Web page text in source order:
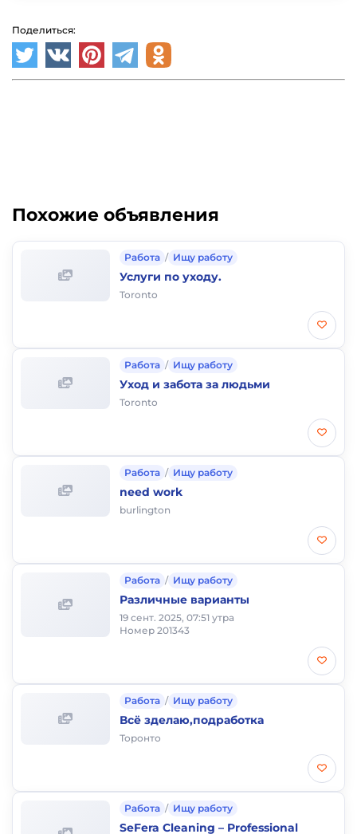
Поделиться:
Похожие объявления
Работа / Ищу работу
Услуги по уходу.
Toronto
Работа / Ищу работу
Уход и забота за людьми
Toronto
Работа / Ищу работу
need work
burlington
Работа / Ищу работу
Различные варианты
19 сент. 2025, 07:51 утра
Номер 201343
Работа / Ищу работу
Всё зделаю,подработка
Торонто
Работа / Ищу работу
SeFera Cleaning – Professional